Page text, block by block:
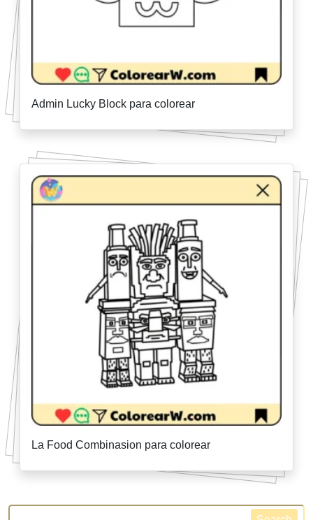
Admin Lucky Block para colorear
La Food Combinasion para colorear